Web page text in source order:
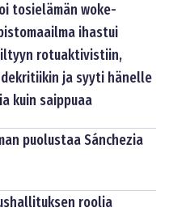
tosielämän woke-
ihastui
rotuaktivistiin,
ja syyti hänelle
kuin saippuaa
puolustaa Sánchezia
roolia